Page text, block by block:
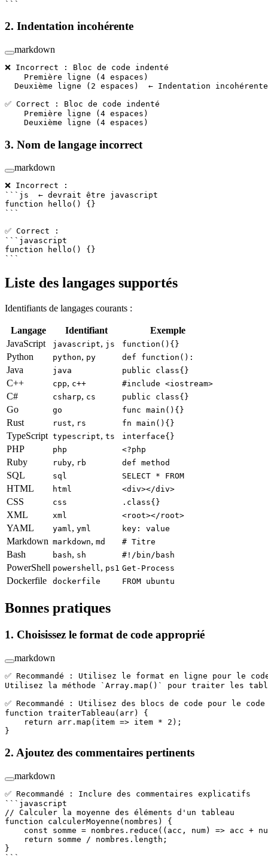
```
2. Indentation incohérente
markdown
❌ Incorrect : Bloc de code indenté
    Première ligne (4 espaces)
  Deuxième ligne (2 espaces)  ← Indentation incohérente
✅ Correct : Bloc de code indenté
    Première ligne (4 espaces)
    Deuxième ligne (4 espaces)
3. Nom de langage incorrect
markdown
❌ Incorrect :
```js  ← devrait être javascript
function hello () {}
```
✅ Correct :
```javascript
function hello () {}
```
Liste des langages supportés
Identifiants de langages courants :
Langage Identifiant
Exemple
JavaScript
javascript, js function(){}
Python python, py def function():
Java java public class{}
C++ cpp, c++ #include <iostream>
C# csharp, cs public class{}
Go go func main(){}
Rust rust, rs fn main(){}
TypeScript typescript, ts interface{}
PHP php <?php
Ruby ruby, rb def method
SQL sql SELECT * FROM
HTML html <div></div>
CSS css .class{}
XML xml <root></root>
YAML yaml, yml key: value
Markdown markdown, md # Titre
Bash bash, sh #!/bin/bash
PowerShell powershell, ps1 Get-Process
Dockerfile dockerfile FROM ubuntu
Bonnes pratiques
1. Choisissez le format de code approprié
markdown
✅ Recommandé : Utilisez le format en ligne pour le
Utilisez la méthode
`Array.map()`
pour traiter les
✅ Recommandé : Utilisez des blocs de code pour le
function traiterTableau(arr) {
    return arr.map(item => item * 2);
}
2. Ajoutez des commentaires pertinents
markdown
✅ Recommandé : Inclure des commentaires explicatifs
```javascript
// Calculer la moyenne des éléments d'un tableau
function calculerMoyenne ( nombres ) {
    const
somme = nombres. reduce (( acc , num) => acc +
    return
somme / nombres. length ;
}
```